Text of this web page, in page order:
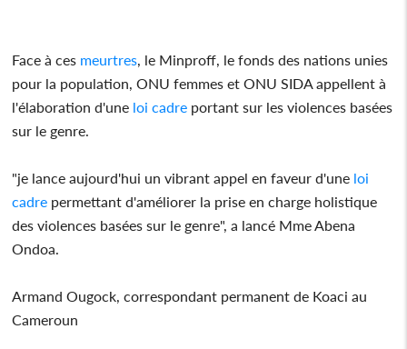
Face à ces meurtres , le Minproff, le fonds des nations unies
pour la population, ONU femmes et ONU SIDA appellent à
l'élaboration d'une loi cadre portant sur les violences basées
sur le genre.
"je lance aujourd'hui un vibrant appel en faveur d'une loi
cadre permettant d'améliorer la prise en charge holistique
des violences basées sur le genre", a lancé Mme Abena
Ondoa.
Armand Ougock, correspondant permanent de Koaci au
Cameroun